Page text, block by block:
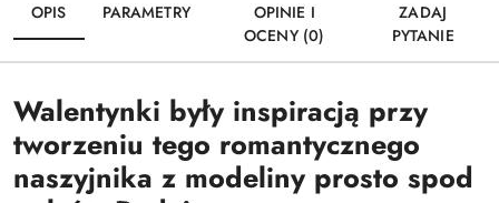
OPIS PARAMETRY
OPINIE I
OCENY (0)
ZADAJ
PYTANIE
Walentynki były inspiracją przy
tworzeniu tego romantycznego
naszyjnika z modeliny prosto spod